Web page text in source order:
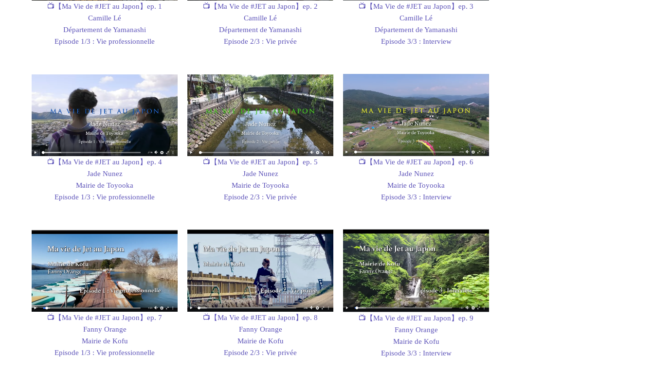
📺【Ma Vie de #JET au Japon】ep. 1
Camille Lé
Département de Yamanashi
Episode 1/3 : Vie professionnelle
📺【Ma Vie de #JET au Japon】ep. 2
Camille Lé
Département de Yamanashi
Episode 2/3 : Vie privée
📺【Ma Vie de #JET au Japon】ep. 3
Camille Lé
Département de Yamanashi
Episode 3/3 : Interview
📺【Ma Vie de #JET au Japon】ep. 4
Jade Nunez
Mairie de Toyooka
Episode 1/3 : Vie professionnelle
📺【Ma Vie de #JET au Japon】ep. 5
Jade Nunez
Mairie de Toyooka
Episode 2/3 : Vie privée
📺【Ma Vie de #JET au Japon】ep. 6
Jade Nunez
Mairie de Toyooka
Episode 3/3 : Interview
📺【Ma Vie de #JET au Japon】ep. 7
Fanny Orange
Mairie de Kofu
Episode 1/3 : Vie professionnelle
📺【Ma Vie de #JET au Japon】ep. 8
Fanny Orange
Mairie de Kofu
Episode 2/3 : Vie privée
📺【Ma Vie de #JET au Japon】ep. 9
Fanny Orange
Mairie de Kofu
Episode 3/3 : Interview